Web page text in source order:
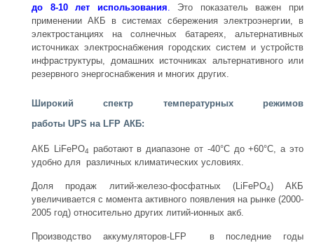
до 8-10 лет использования
Это показатель важен при
применении АКБ в системах сбережения электроэнергии, в
электростанциях на солнечных батареях, альтернативных
источниках электроснабжения городских систем и устройств
инфраструктуры, домашних источниках альтернативного или
резервного энергоснабжения и многих других.
Широкий спектр температурных режимов
работы UPS на LFP АКБ:
АКБ LiFePO4 работают в диапазоне от -40°C до +60°C, а это
удобно для различных климатических условиях.
Доля продаж литий-железо-фосфатных (LiFePO4) АКБ
увеличивается с момента активного появления на рынке (2000-
2005 год) относительно других литий-ионных акб.
Производство аккумуляторов-LFP в последние годы